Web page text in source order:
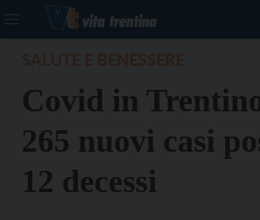
Covid in
265 nuovi casi
12 decessi